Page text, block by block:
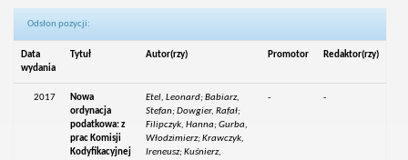
Odsłon pozycji:
Data
wydania
Tytuł Autor(rzy) Promotor Redaktor(rzy)
2017
Nowa
ordynacja
podatkowa: z
prac Komisji
Kodyfikacyjnej
Etel, Leonard; Babiarz,
Stefan; Dowgier, Rafał;
Filipczyk, Hanna; Gurba,
Włodzimierz; Krawczyk,
Ireneusz; Kuśnierz,
- -